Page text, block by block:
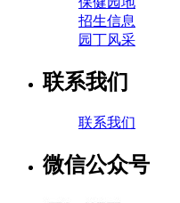
招生信息
园丁风采
联系我们
联系我们
微信公众号